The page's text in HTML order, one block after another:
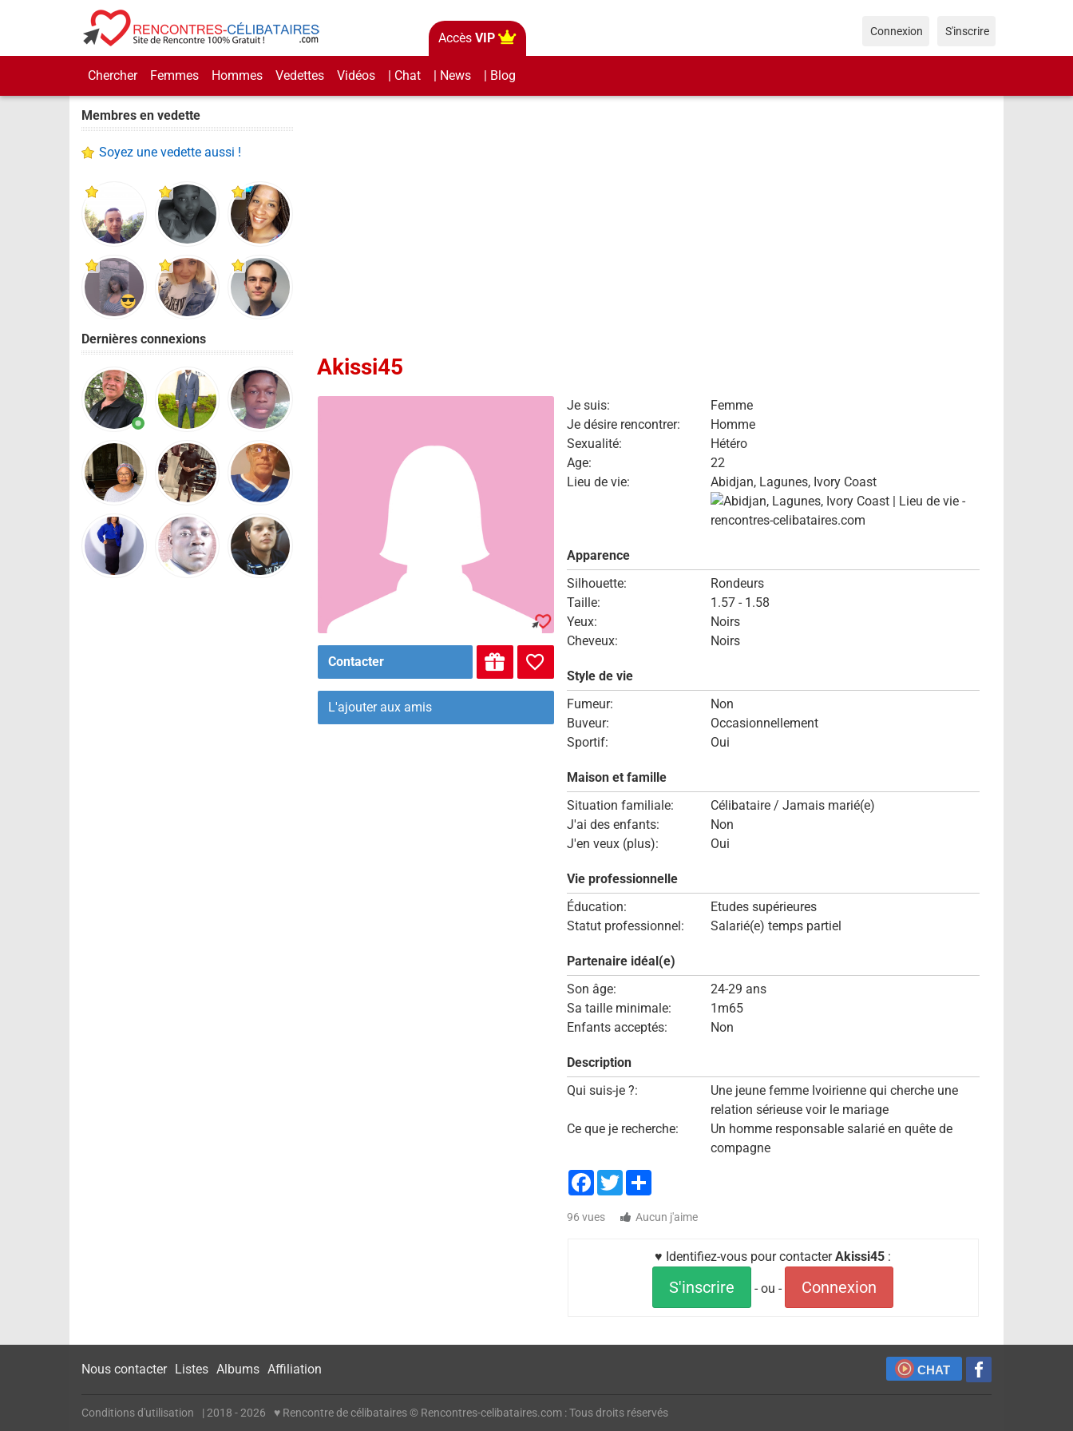
Accès VIP
Chercher Femmes Hommes Vedettes Vidéos | Chat | News | Blog
Connexion S'inscrire
Membres en vedette
Soyez une vedette aussi !
Dernières connexions
Akissi45
Contacter
L'ajouter aux amis
Je suis:
Femme
Je désire rencontrer:
Homme
Sexualité:
Hétéro
Age:
22
Lieu de vie:
Abidjan, Lagunes, Ivory Coast
Apparence
Silhouette:
Rondeurs
Taille:
1.57 - 1.58
Yeux:
Noirs
Cheveux:
Noirs
Style de vie
Fumeur:
Non
Buveur:
Occasionnellement
Sportif:
Oui
Maison et famille
Situation familiale:
Célibataire / Jamais marié(e)
J'ai des enfants:
Non
J'en veux (plus):
Oui
Vie professionnelle
Éducation:
Etudes supérieures
Statut professionnel:
Salarié(e) temps partiel
Partenaire idéal(e)
Son âge:
24-29 ans
Sa taille minimale:
1m65
Enfants acceptés:
Non
Description
Qui suis-je ?:
Une jeune femme Ivoirienne qui cherche une
relation sérieuse voir le mariage
Ce que je recherche:
Un homme responsable salarié en quête de
compagne
Facebook
TwitterShare
96 vues Aucun j'aime
♥ Identifiez-vous pour contacterAkissi45 :
S'inscrire - ou - Connexion
Nous contacter Listes Albums Affiliation CHAT
Conditions d'utilisation | 2018 - 2026 ♥ Rencontre de célibataires © Rencontres-celibataires.com : Tous droits réservés